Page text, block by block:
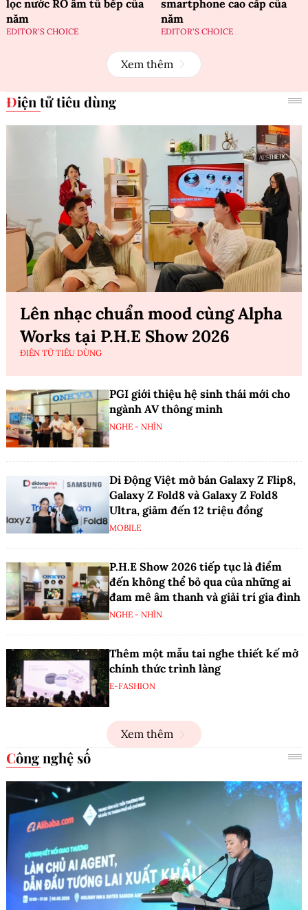
lọc nước RO âm tủ bếp của
năm
EDITOR'S CHOICE
smartphone cao cấp của
năm
EDITOR'S CHOICE
Xem thêm
Điện tử tiêu dùng
Lên nhạc chuẩn mood cùng Alpha
Works tại P.H.E Show 2026
ĐIỆN TỬ TIÊU DÙNG
PGI giới thiệu hệ sinh thái mới cho
ngành AV thông minh
NGHE - NHÌN
Di Động Việt mở bán Galaxy Z Flip8,
Galaxy Z Fold8 và Galaxy Z Fold8
Ultra, giảm đến 12 triệu đồng
MOBILE
P.H.E Show 2026 tiếp tục là điểm
đến không thể bỏ qua của những ai
đam mê âm thanh và giải trí gia đình
NGHE - NHÌN
Thêm một mẫu tai nghe thiết kế mở
chính thức trình làng
E-FASHION
Xem thêm
Công nghệ số